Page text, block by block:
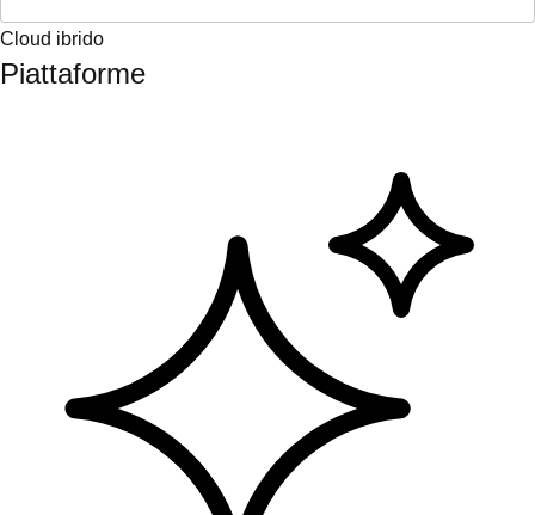
Cloud ibrido
Piattaforme